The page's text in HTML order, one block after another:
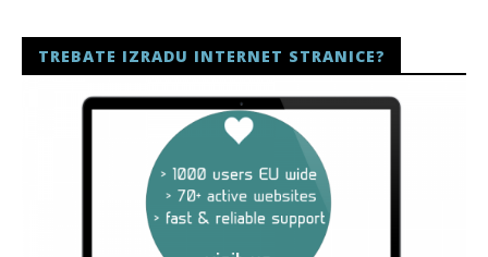
TREBATE IZRADU INTERNET STRANICE?